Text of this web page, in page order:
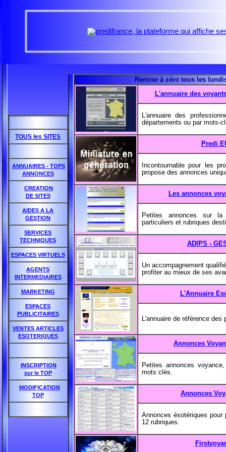
TOUS les SITES
ANNUAIRES - TOPS
ANNONCES
CREATION
DE SITES
AIDES A LA
GESTION
SERVICES
TECHNIQUES
ESPACES VIRTUELS
AGENTS
INTERMEDIAIRES
MARKETING
ESPACES
PUBLICITAIRES
VENTES ARTICLES
ESOTERIQUES
INSCRIPTION
sur le TOP
MODIFICATION
TOP
Remise à zéro tous les
L'annuaire des
L'annuaire des
départements ou par mots-
Predi
Incontournable pour les
propose des annonces
Les annonces
Petites annonces sur
particuliers et rubriques
ADIPS -
Un accompagnement
profiter au mieux de ses
L'Annuaire
L'annuaire de référence
Annonces
Petites annonces
mots clés.
Annonces
Annonces ésotériques
12 rubriques.